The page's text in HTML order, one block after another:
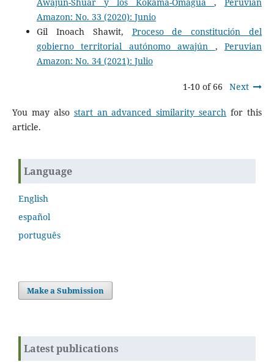
Awajún-Shuar y los Kokama-Omagua,Peruvian
Amazon: No. 33 (2020): Junio
Gil Inoach Shawit, Proceso de constitución del
gobierno territorial autónomo awajún ,Peruvian
Amazon: No. 34 (2021): Julio
1-10 of 66 Next
You may also start an advanced similarity search for this
article.
Language
English
español
português
Make a Submission
Latest publications